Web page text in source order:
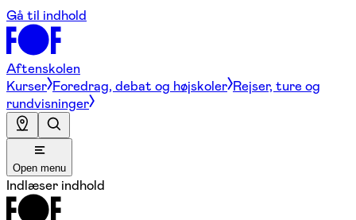
Gå til indhold
Aftenskolen
Kurser Foredrag, debat og højskoler Rejser, ture og
rundvisninger
Open menu
Indlæser indhold